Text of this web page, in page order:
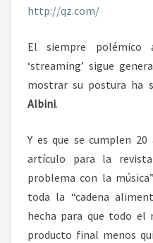
http://qz.com/
El siempre polémico
‘streaming’ sigue
mostrar su postura ha
Albini.
Y es que se cumplen 20
artículo para la
problema con la
toda la “cadena
hecha para que todo el
producto final menos